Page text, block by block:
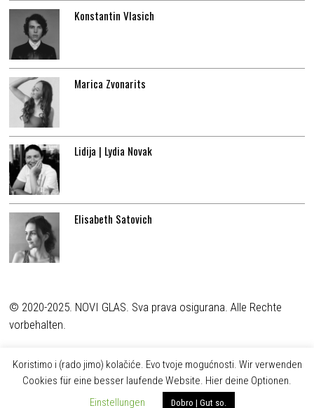
Konstantin Vlasich
Marica Zvonarits
Lidija | Lydia Novak
Elisabeth Satovich
© 2020-2025. NOVI GLAS. Sva prava osigurana. Alle Rechte
vorbehalten.
Koristimo i (rado jimo) kolačiće. Evo tvoje mogućnosti. Wir verwenden
Cookies für eine besser laufende Website. Hier deine Optionen.
Einstellungen
Dobro | Gut so.